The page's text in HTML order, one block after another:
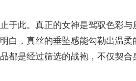
于此。真正的女神是驾驭色彩
白，真丝的垂坠感能勾勒出温
都是经过筛选的战袍，不仅契合